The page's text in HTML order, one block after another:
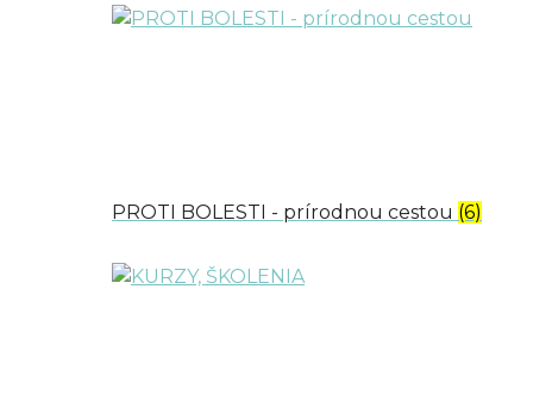
PROTI BOLESTI - prírodnou cestou (6)